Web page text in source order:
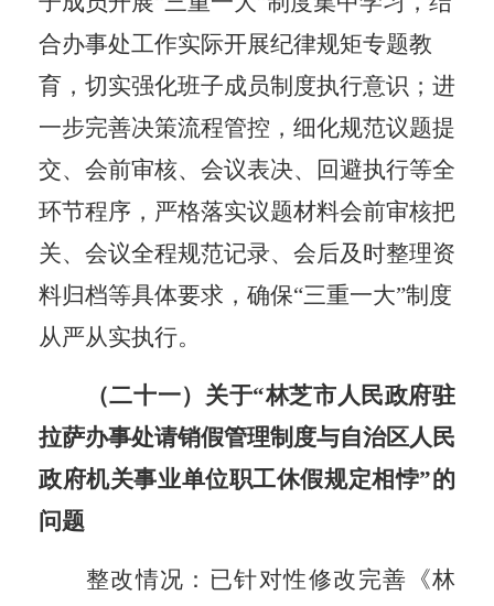
合办事处工作实际开展纪律规矩专题教
育，切实强化班子成员制度执行意识；进
一步完善决策流程管控，细化规范议题提
交、会前审核、会议表决、回避执行等全
环节程序，严格落实议题材料会前审核把
关、会议全程规范记录、会后及时整理资
料归档等具体要求，确保“三重一大”制度
从严从实执行。
（二十一）关于“林芝市人民政府驻
拉萨办事处请销假管理制度与自治区人民
政府机关事业单位职工休假规定相悖”的
问题
整改情况：已针对性修改完善《林